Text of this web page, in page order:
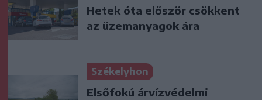
Hetek óta először csökkent
az üzemanyagok ára
Székelyhon
Elsőfokú árvízvédelmi